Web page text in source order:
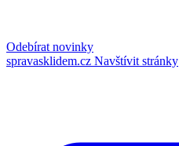
Odebírat novinky
spravasklidem.cz Navštívit stránky